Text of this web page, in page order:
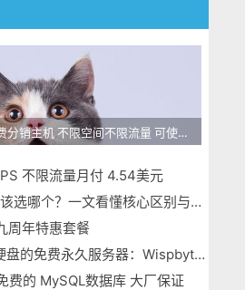
myownfreehost 免费分销主机 不限空间不限流量 可使用免费域名申请
不限流量月付 4.54美元
哪个？一文看懂核心区别与选择指南
周年特惠套餐
的免费永久服务器：Wispbyte 上手
费的 MySQL数据库 大厂保证